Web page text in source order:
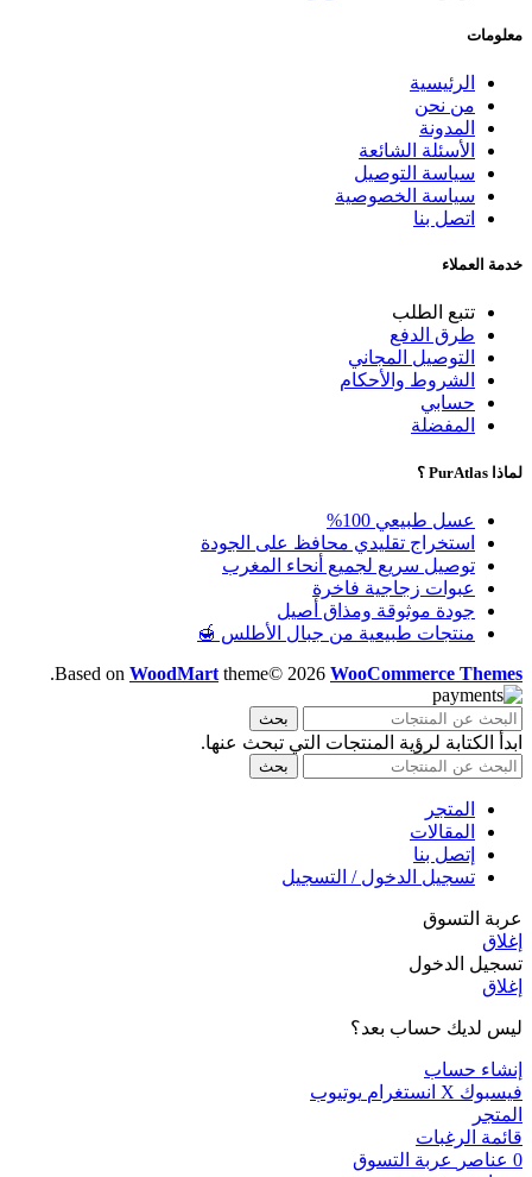
معلومات
الرئيسية
من نحن
المدونة
الأسئلة الشائعة
سياسة التوصيل
سياسة الخصوصية
اتصل بنا
خدمة العملاء
تتبع الطلب
طرق الدفع
التوصيل المجاني
الشروط والأحكام
حسابي
المفضلة
لماذا PurAtlas ؟
عسل طبيعي 100%
استخراج تقليدي محافظ على الجودة
توصيل سريع لجميع أنحاء المغرب
عبوات زجاجية فاخرة
جودة موثوقة ومذاق أصيل
منتجات طبيعية من جبال الأطلس 🍯
Based on WoodMart theme© 2026 WooCommerce Themes
.
بحث
ابدأ الكتابة لرؤية المنتجات التي تبحث عنها.
بحث
المتجر
المقالات
إتصل بنا
تسجيل الدخول / التسجيل
عربة التسوق
إغلاق
تسجيل الدخول
إغلاق
ليس لديك حساب بعد؟
إنشاء حساب
فيسبوك X انستغرام يوتيوب
المتجر
قائمة الرغبات
0 عناصر
عربة التسوق